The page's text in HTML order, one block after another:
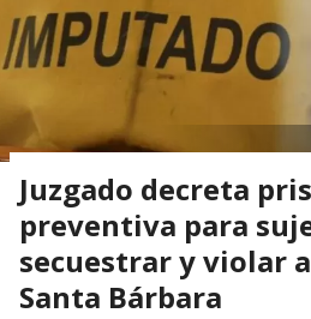
Juzgado decreta
preventiva para
secuestrar y violar
Santa Bárbara